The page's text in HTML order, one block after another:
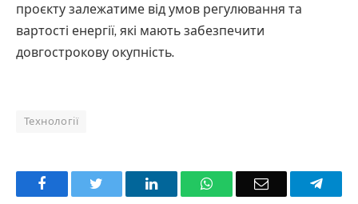
проєкту залежатиме від умов регулювання та
вартості енергії, які мають забезпечити
довгострокову окупність.
Технології
Facebook LinkedInWhatsAppEmail